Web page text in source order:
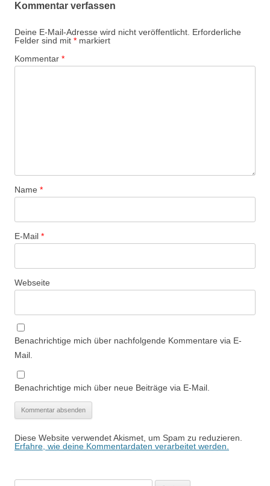
Kommentar verfassen
Deine E-Mail-Adresse wird nicht veröffentlicht. Erforderliche
Felder sind mit * markiert
Kommentar *
Name *
E-Mail *
Webseite
Benachrichtige mich über nachfolgende Kommentare via E-
Mail.
Benachrichtige mich über neue Beiträge via E-Mail.
Diese Website verwendet Akismet, um Spam zu reduzieren.
Erfahre, wie deine Kommentardaten verarbeitet werden.